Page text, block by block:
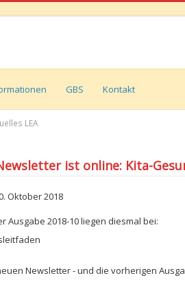
GBS Kontakt
LEA
ist online: Kita-
Oktober 2018
Ausgabe 2018-10 liegen diesmal bei:
Newsletter - und die vorherigen